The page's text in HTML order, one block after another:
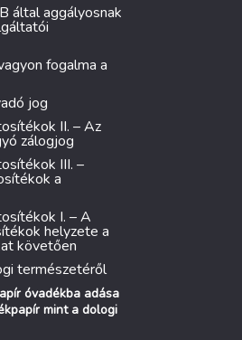
által aggályosnak
fogalma a
jog
II. – Az
zálogjog
III. –
a
I. – A
helyzete a
követően
természetéről
óvadékba adása
mint a dologi